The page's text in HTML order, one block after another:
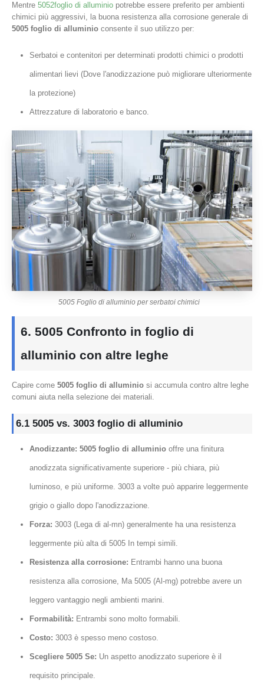
Mentre 5052foglio di alluminio potrebbe essere preferito per ambienti
chimici più aggressivi, la buona resistenza alla corrosione generale di
5005 foglio di alluminio consente il suo utilizzo per:
Serbatoi e contenitori per determinati prodotti chimici o prodotti
alimentari lievi (Dove l'anodizzazione può migliorare ulteriormente
la protezione)
Attrezzature di laboratorio e banco.
5005 Foglio di alluminio per serbatoi chimici
6. 5005 Confronto in foglio di
alluminio con altre leghe
Capire come 5005 foglio di alluminio si accumula contro altre leghe
comuni aiuta nella selezione dei materiali.
6.1 5005 vs. 3003 foglio di alluminio
Anodizzante: 5005 foglio di alluminiooffre una finitura
anodizzata significativamente superiore - più chiara, più
luminoso, e più uniforme. 3003 a volte può apparire leggermente
grigio o giallo dopo l'anodizzazione.
Forza: 3003 (Lega di al-mn) generalmente ha una resistenza
leggermente più alta di 5005 In tempi simili.
Resistenza alla corrosione: Entrambi hanno una buona
resistenza alla corrosione, Ma 5005 (Al-mg) potrebbe avere un
leggero vantaggio negli ambienti marini.
Formabilità: Entrambi sono molto formabili.
Costo: 3003 è spesso meno costoso.
Scegliere 5005 Se: Un aspetto anodizzato superiore è il
requisito principale.